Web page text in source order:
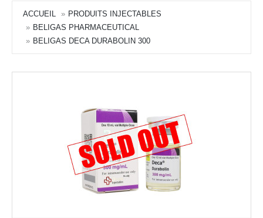
ACCUEIL
PRODUITS INJECTABLES
BELIGAS PHARMACEUTICAL
BELIGAS DECA DURABOLIN 300